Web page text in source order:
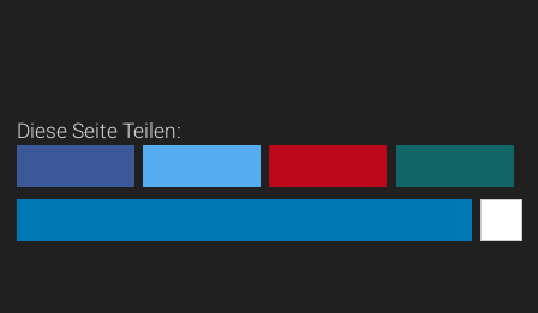
Diese Seite Teilen: